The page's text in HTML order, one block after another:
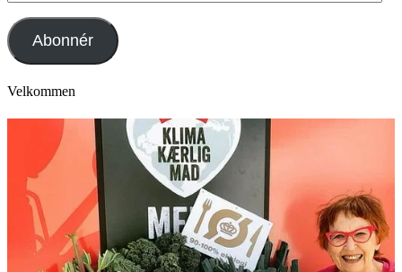
mail
adresse
Abonnér
Velkommen